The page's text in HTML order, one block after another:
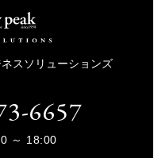
スソリューションズ
6657
～ 18:00